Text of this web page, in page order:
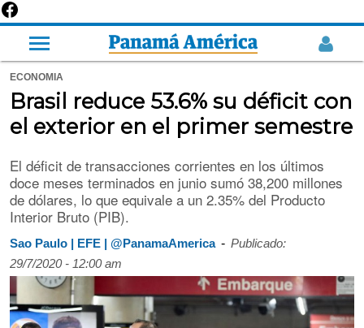
ECONOMIA
Brasil reduce 53.6% su déficit con
el exterior en el primer semestre
El déficit de transacciones corrientes en los últimos
doce meses terminados en junio sumó 38,200 millones
de dólares, lo que equivale a un 2.35% del Producto
Interior Bruto (PIB).
Sao Paulo | EFE | @PanamaAmerica - Publicado:
29/7/2020 - 12:00 am